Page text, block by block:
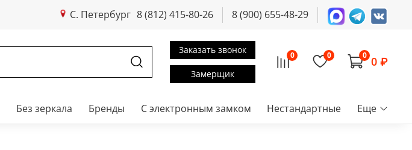
С. Петербург 8 (812) 415-80-26 8 (900) 655-48-29
Заказать звонок
Замерщик
0 0 0 0 ₽
Без зеркала Бренды С электронным замком Нестандартные Еще